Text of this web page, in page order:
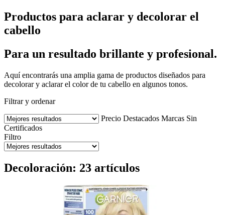
Productos para aclarar y decolorar el
cabello
Para un resultado brillante y profesional.
Aquí encontrarás una amplia gama de productos diseñados para
decolorar y aclarar el color de tu cabello en algunos tonos.
Filtrar y ordenar
Precio Destacados Marcas Sin
Certificados
Filtro
Decoloración: 23 artículos